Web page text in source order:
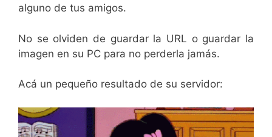
alguno de tus amigos.
No se olviden de guardar la URL o guardar la
imagen en su PC para no perderla jamás.
Acá un pequeño resultado de su servidor: